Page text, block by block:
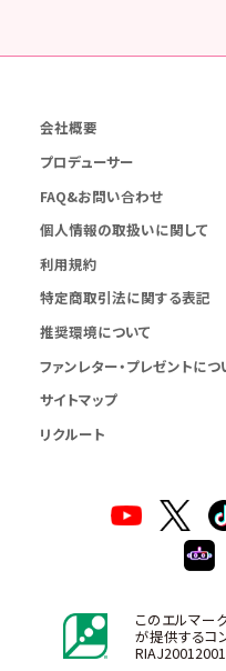
会社概要
プロデューサー
FAQ&お問い合わせ
個人情報の取扱いに関して
利用規約
特定商取引法に関する表記
推奨環境について
ファンレター・プレゼントにつ
サイトマップ
リクルート
このエルマー
が提供するコ